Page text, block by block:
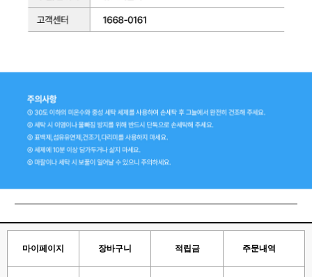
마이페이지 장바구니 적립금 주문내역